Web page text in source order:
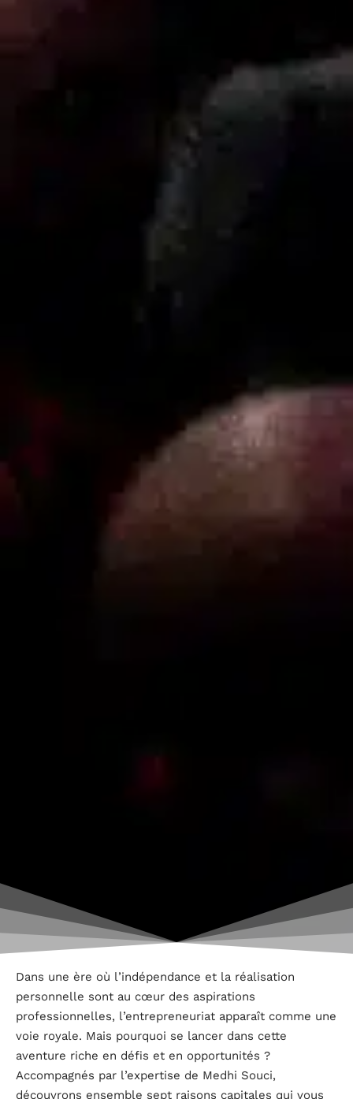
Dans une ère où l’indépendance et la réalisation
personnelle sont au cœur des aspirations
professionnelles, l’entrepreneuriat apparaît comme une
voie royale. Mais pourquoi se lancer dans cette
aventure riche en défis et en opportunités ?
Accompagnés par l’expertise de Medhi Souci,
découvrons ensemble sept raisons capitales qui vous